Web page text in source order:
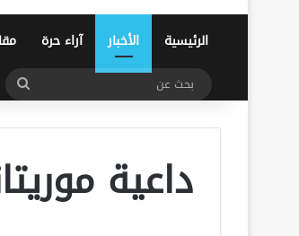
الرئيسية الأخبار آراء حرة
بحث
داعية